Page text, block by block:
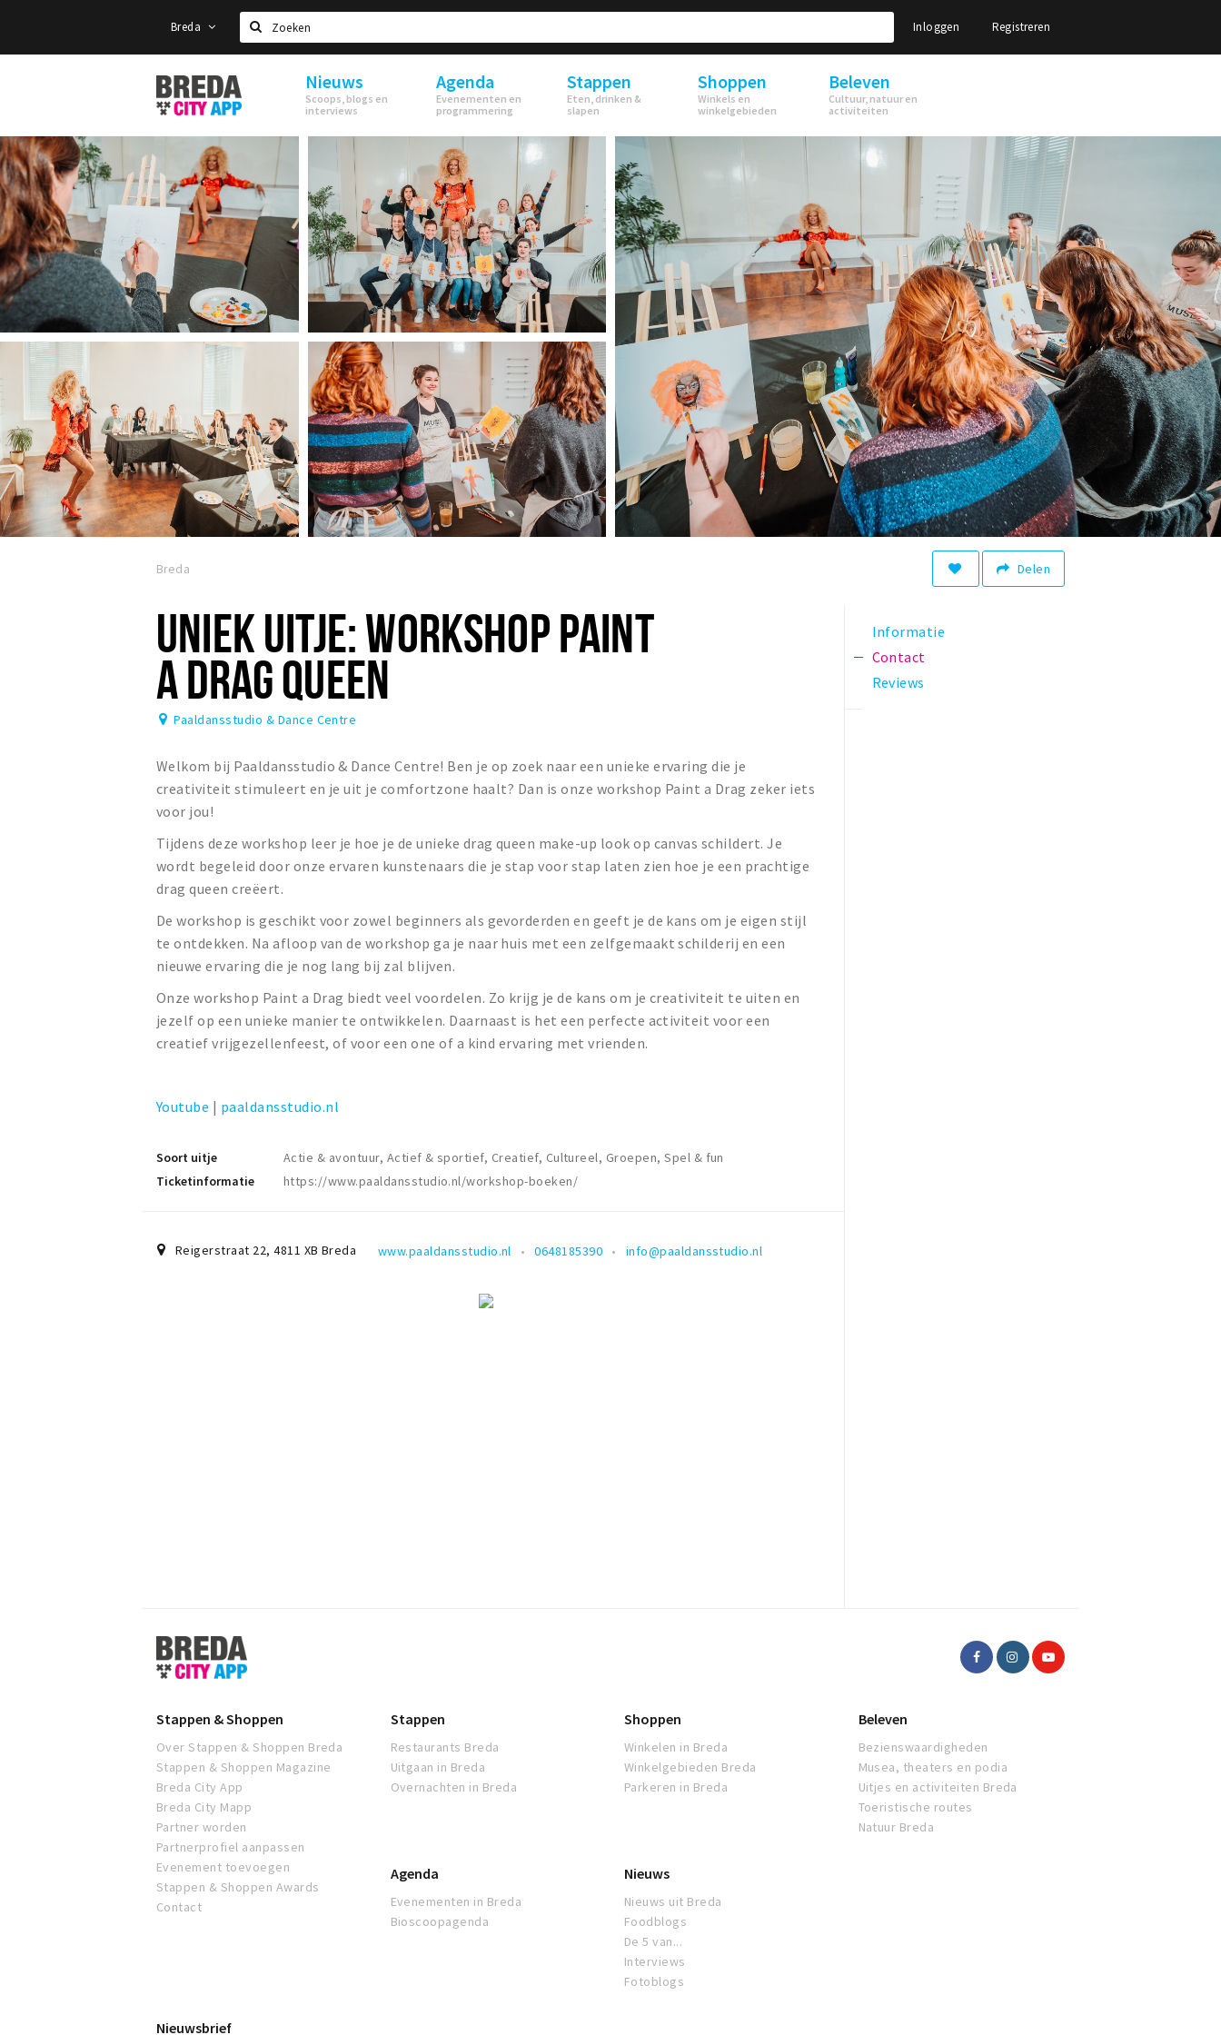
Breda
Zoeken
Inloggen Registreren
Stappen
&
Shoppen
Breda
Nieuws
Scoops, blogs en
interviews
Agenda
Evenementen en
programmering
Stappen
Eten, drinken &
slapen
Shoppen
Winkels en
winkelgebieden
Beleven
Cultuur, natuur en
activiteiten
Breda Delen
UNIEK UITJE: WORKSHOP PAINT
A DRAG QUEEN
Paaldansstudio & Dance Centre
Welkom bij Paaldansstudio & Dance Centre! Ben je op zoek naar een unieke ervaring die je
creativiteit stimuleert en je uit je comfortzone haalt? Dan is onze workshop Paint a Drag zeker iets
voor jou!
Tijdens deze workshop leer je hoe je de unieke drag queen make-up look op canvas schildert. Je
wordt begeleid door onze ervaren kunstenaars die je stap voor stap laten zien hoe je een prachtige
drag queen creëert.
De workshop is geschikt voor zowel beginners als gevorderden en geeft je de kans om je eigen stijl
te ontdekken. Na afloop van de workshop ga je naar huis met een zelfgemaakt schilderij en een
nieuwe ervaring die je nog lang bij zal blijven.
Onze workshop Paint a Drag biedt veel voordelen. Zo krijg je de kans om je creativiteit te uiten en
jezelf op een unieke manier te ontwikkelen. Daarnaast is het een perfecte activiteit voor een
creatief vrijgezellenfeest, of voor een one of a kind ervaring met vrienden.
Youtube | paaldansstudio.nl
Soort uitje
Actie & avontuur, Actief & sportief, Creatief, Cultureel, Groepen, Spel & fun
Ticketinformatie
https://www.paaldansstudio.nl/workshop-boeken/
Reigerstraat 22,4811 XB Breda www.paaldansstudio.nl 0648185390 info@paaldansstudio.nl
Informatie
Contact
Reviews
Stappen
&
Shoppen
Stappen & Shoppen
Over Stappen & Shoppen Breda
Stappen & Shoppen Magazine
Breda City App
Breda City Mapp
Partner worden
Partnerprofiel aanpassen
Evenement toevoegen
Stappen & Shoppen Awards
Contact
Stappen
Restaurants Breda
Uitgaan in Breda
Overnachten in Breda
Shoppen
Winkelen in Breda
Winkelgebieden Breda
Parkeren in Breda
Beleven
Bezienswaardigheden
Musea, theaters en podia
Uitjes en activiteiten Breda
Toeristische routes
Natuur Breda
Agenda
Evenementen in Breda
Bioscoopagenda
Nieuws
Nieuws uit Breda
Foodblogs
De 5 van...
Interviews
Fotoblogs
Nieuwsbrief